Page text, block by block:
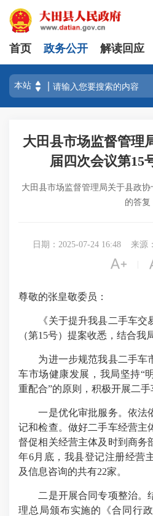
首页 政务公开 解读回应
大田县市场监督管理
届四次会议第15
大田县市场监督管理局关于县政
的答复
日期：2025-07-24 16:48 来源

尊敬的张皇敬委员：
《关于提升我县二手车交易
（第15号）提案收悉，结合我
为进一步规范我县二手车
车市场健康发展，我局坚持“
重配合”的原则，积极开展二手
一是优化审批服务。依法
记和检查。做好二手车经营主
督促相关经营主体及时到商务
年6月底，我县登记注册经营
及信息咨询的共有22家。
二是开展合同专项整治。
理总局颁布实施的《合同行